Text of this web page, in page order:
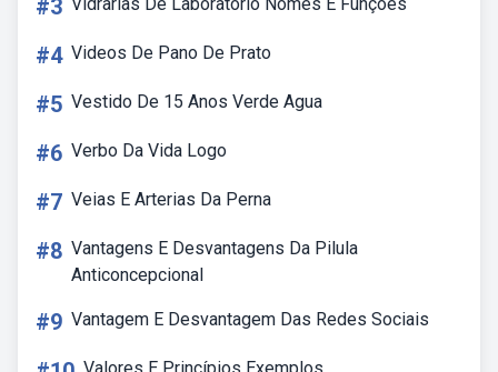
#3
#4 Videos De Pano De Prato
#5 Vestido De 15 Anos Verde Agua
#6 Verbo Da Vida Logo
#7 Veias E Arterias Da Perna
#8 Vantagens E Desvantagens Da Pilula
Anticoncepcional
#9 Vantagem E Desvantagem Das Redes Sociais